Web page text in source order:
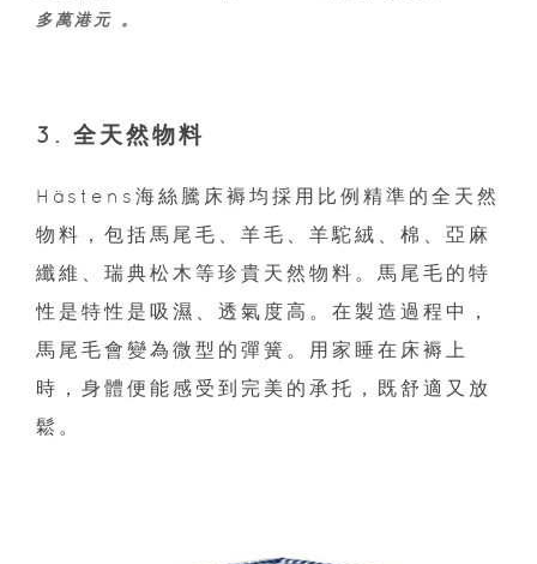
多萬港元 。
3. 全天然物料
Hästens海絲騰床褥均採用比例精準的全天然
物料，包括馬尾毛、羊毛、羊駝絨、棉、亞麻
纖維、瑞典松木等珍貴天然物料。馬尾毛的特
性是特性是吸濕、透氣度高。在製造過程中，
馬尾毛會變為微型的彈簧。用家睡在床褥上
時，身體便能感受到完美的承托，既舒適又放
鬆。